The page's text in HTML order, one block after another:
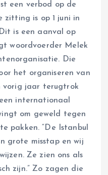
een verbod op de
zitting is op 1 juni in
is een aanval op
woordvoerder Melek
Die
het organiseren van
vorig jaar terugtrok
internationaal
om geweld tegen
pakken. “De Istanbul
grote misstap en wij
Ze zien ons als
zijn.” Zo zagen die